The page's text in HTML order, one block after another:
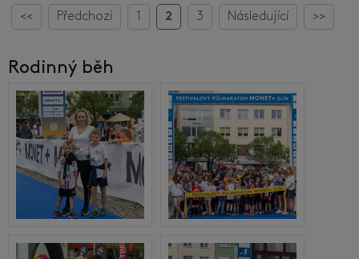
<< Předchozí 1 2 3 Následující >>
Rodinný běh